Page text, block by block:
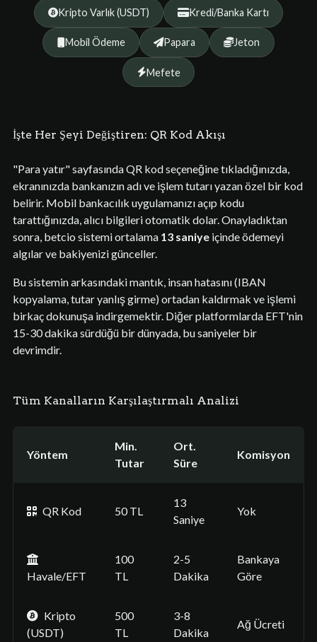
Kripto Varlık (USDT) Kredi/Banka Kartı
Mobil Ödeme Papara Jeton
Mefete
İşte Her Şeyi Değiştiren: QR Kod Akışı
"Para yatır" sayfasında QR kod seçeneğine tıkladığınızda,
ekranınızda bankanızın adı ve işlem tutarı yazan özel bir kod
belirir. Mobil bankacılık uygulamanızı açıp kodu
tarattığınızda, alıcı bilgileri otomatik dolar. Onayladıktan
sonra, betcio sistemi ortalama 13 saniyeiçinde ödemeyi
algılar ve bakiyenizi günceller.
Bu sistemin arkasındaki mantık, insan hatasını (IBAN
kopyalama, tutar yanlış girme) ortadan kaldırmak ve işlemi
birkaç dokunuşa indirgemektir. Diğer platformlarda EFT'nin
15-30 dakika sürdüğü bir dünyada, bu saniyeler bir
devrimdir.
Tüm Kanalların Karşılaştırmalı Analizi
Yöntem
Min.
Tutar
Ort.
Süre
Komisyon
QR Kod 50 TL
13
Saniye
Yok
Havale/EFT
100
TL
2-5
Dakika
Bankaya
Göre
Kripto
(USDT)
500
TL
3-8
Dakika
Ağ Ücreti